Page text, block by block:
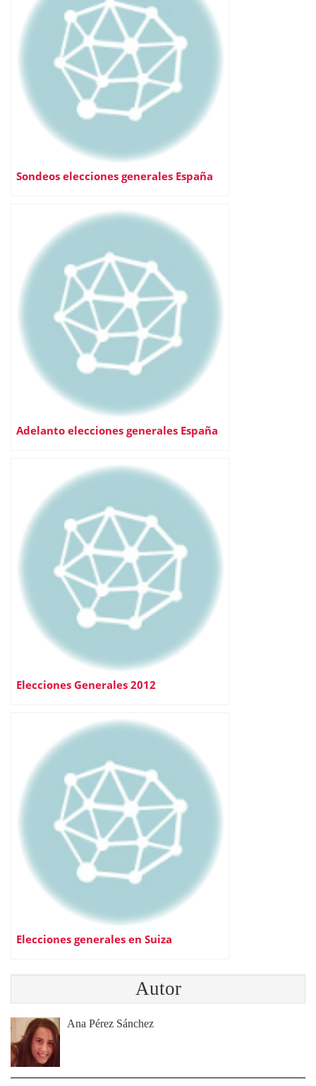
Sondeos elecciones generales España
Adelanto elecciones generales España
Elecciones Generales 2012
Elecciones generales en Suiza
Autor
Ana Pérez Sánchez